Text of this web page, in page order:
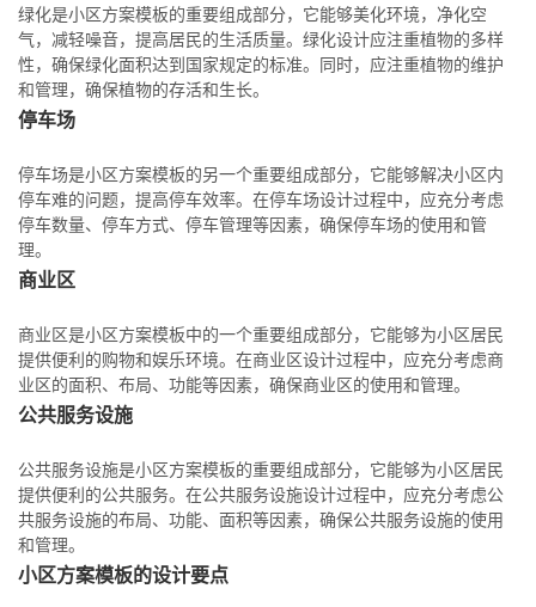
绿化是小区方案模板的重要组成部分，它能够美化环境，净化空
气，减轻噪音，提高居民的生活质量。绿化设计应注重植物的多样
性，确保绿化面积达到国家规定的标准。同时，应注重植物的维护
和管理，确保植物的存活和生长。
停车场
停车场是小区方案模板的另一个重要组成部分，它能够解决小区内
停车难的问题，提高停车效率。在停车场设计过程中，应充分考虑
停车数量、停车方式、停车管理等因素，确保停车场的使用和管
理。
商业区
商业区是小区方案模板中的一个重要组成部分，它能够为小区居民
提供便利的购物和娱乐环境。在商业区设计过程中，应充分考虑商
业区的面积、布局、功能等因素，确保商业区的使用和管理。
公共服务设施
公共服务设施是小区方案模板的重要组成部分，它能够为小区居民
提供便利的公共服务。在公共服务设施设计过程中，应充分考虑公
共服务设施的布局、功能、面积等因素，确保公共服务设施的使用
和管理。
小区方案模板的设计要点